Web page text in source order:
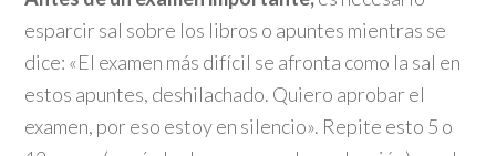
esparcir sal sobre los libros o apuntes mientras se
dice: «El examen más difícil se afronta como la sal en
estos apuntes, deshilachado. Quiero aprobar el
examen, por eso estoy en silencio». Repite esto 5 o